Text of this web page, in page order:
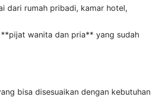
dari rumah pribadi, kamar hotel,
wanita dan pria** yang sudah
bisa disesuaikan dengan kebutuhan